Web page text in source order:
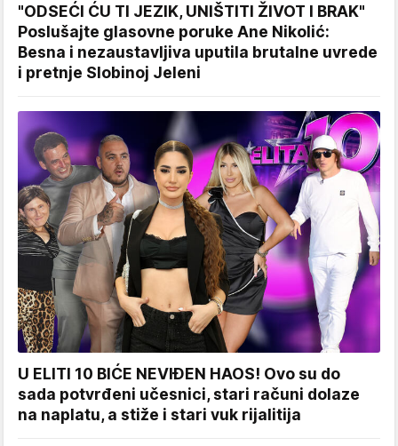
"ODSEĆI ĆU TI JEZIK, UNIŠTITI ŽIVOT I BRAK"
Poslušajte glasovne poruke Ane Nikolić:
Besna i nezaustavljiva uputila brutalne uvrede
i pretnje Slobinoj Jeleni
U ELITI 10 BIĆE NEVIĐEN HAOS! Ovo su do
sada potvrđeni učesnici, stari računi dolaze
na naplatu, a stiže i stari vuk rijalitija